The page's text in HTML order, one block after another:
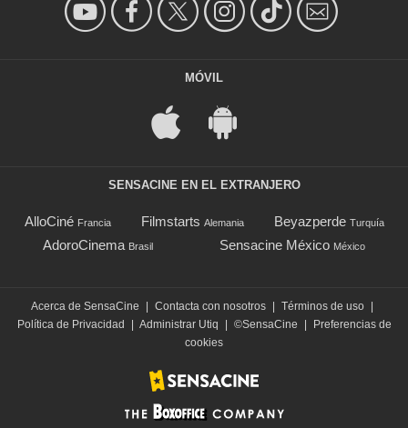
MÓVIL
SENSACINE EN EL EXTRANJERO
AlloCiné Francia Filmstarts Alemania Beyazperde Turquía
AdoroCinema Brasil Sensacine México México
Acerca de SensaCine Contacta con nosotros Términos de uso
Política de Privacidad
Administrar Utiq ©SensaCine
Preferencias de
cookies